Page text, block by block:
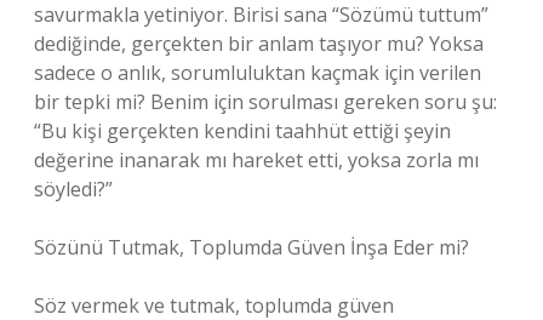
savurmakla yetiniyor. Birisi sana “Sözümü tuttum”
dediğinde, gerçekten bir anlam taşıyor mu? Yoksa
sadece o anlık, sorumluluktan kaçmak için verilen
bir tepki mi? Benim için sorulması gereken soru şu:
“Bu kişi gerçekten kendini taahhüt ettiği şeyin
değerine inanarak mı hareket etti, yoksa zorla mı
söyledi?”
Sözünü Tutmak, Toplumda Güven İnşa Eder mi?
Söz vermek ve tutmak, toplumda güven